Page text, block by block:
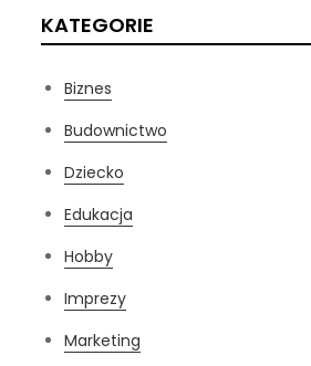
KATEGORIE
Biznes
Budownictwo
Dziecko
Edukacja
Hobby
Imprezy
Marketing